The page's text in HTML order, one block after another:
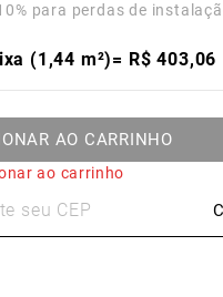
para perdas de
(1,44 m²)= R$ 403,06
AO CARRINHO
ao carrinho